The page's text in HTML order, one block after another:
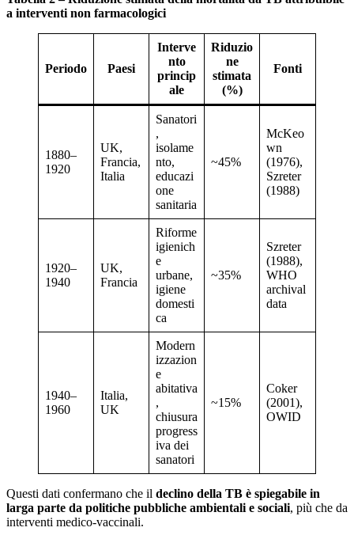
a interventi non farmacologici
Periodo Paesi
Interve
nto
princip
ale
Riduzio
ne
stimata
(%)
Fonti
1880–
1920
UK,
Francia,
Italia
Sanatori
,
isolame
nto,
educazi
one
sanitaria
~45%
McKeo
wn
(1976),
Szreter
(1988)
1920–
1940
UK,
Francia
Riforme
igienich
e
urbane,
igiene
domesti
ca
~35%
Szreter
(1988),
WHO
archival
data
1940–
1960
Italia,
UK
Modern
izzazion
e
abitativa
,
chiusura
progress
iva dei
sanatori
~15%
Coker
(2001),
OWID
Questi dati confermano che il declino della TB è spiegabile in
larga parte da politiche pubbliche ambientali e sociali, più che da
interventi medico-vaccinali.